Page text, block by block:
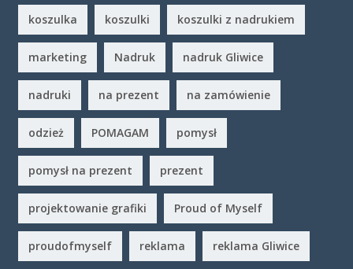
koszulka koszulki koszulki z nadrukiem
marketing Nadruk nadruk Gliwice
nadruki na prezent na zamówienie
odzież POMAGAM pomysł
pomysł na prezent prezent
projektowanie grafiki Proud of Myself
proudofmyself reklama reklama Gliwice